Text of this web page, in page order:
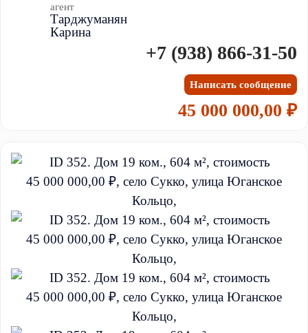
агент
Тарджуманян
Карина
+7 (938) 866-31-50
Написать сообщение
45 000 000,00 ₽